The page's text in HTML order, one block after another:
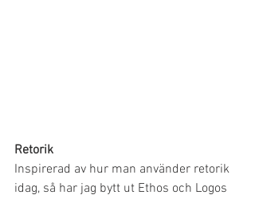
Retorik
Inspirerad av hur man använder retorik
idag, så har jag bytt ut Ethos och Logos